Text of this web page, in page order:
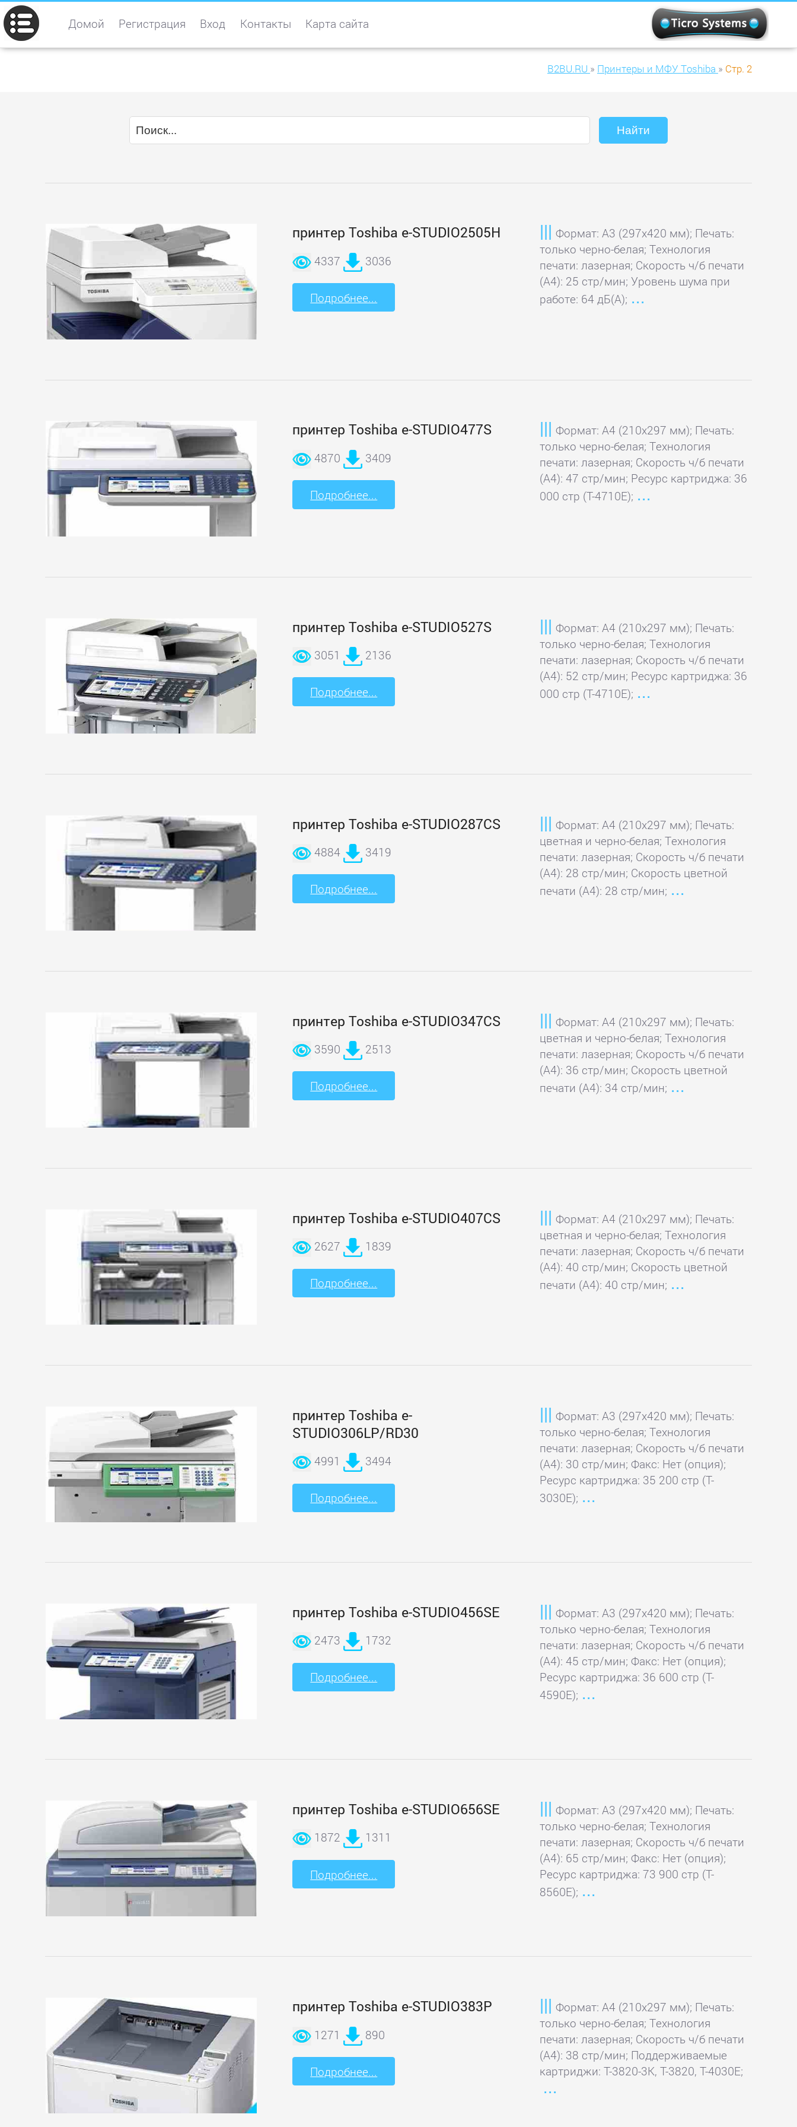
Домой Регистрация Вход Контакты Карта сайта
B2BU.RU » Принтеры и МФУ Toshiba » Стр. 2
принтер Toshiba e-STUDIO2505H
4337 3036
Подробнее...
Формат: A3 (297x420 мм); Печать:
только черно-белая; Технология
печати: лазерная; Скорость ч/б печати
(А4): 25 стр/мин; Уровень шума при
работе: 64 дБ(А);
принтер Toshiba e-STUDIO477S
4870 3409
Подробнее...
Формат: A4 (210x297 мм); Печать:
только черно-белая; Технология
печати: лазерная; Скорость ч/б печати
(А4): 47 стр/мин; Ресурс картриджа: 36
000 стр (T-4710E);
принтер Toshiba e-STUDIO527S
3051 2136
Подробнее...
Формат: A4 (210x297 мм); Печать:
только черно-белая; Технология
печати: лазерная; Скорость ч/б печати
(А4): 52 стр/мин; Ресурс картриджа: 36
000 стр (T-4710E);
принтер Toshiba e-STUDIO287CS
4884 3419
Подробнее...
Формат: A4 (210x297 мм); Печать:
цветная и черно-белая; Технология
печати: лазерная; Скорость ч/б печати
(А4): 28 стр/мин; Скорость цветной
печати (А4): 28 стр/мин;
принтер Toshiba e-STUDIO347CS
3590 2513
Подробнее...
Формат: A4 (210x297 мм); Печать:
цветная и черно-белая; Технология
печати: лазерная; Скорость ч/б печати
(А4): 36 стр/мин; Скорость цветной
печати (А4): 34 стр/мин;
принтер Toshiba e-STUDIO407CS
2627 1839
Подробнее...
Формат: A4 (210x297 мм); Печать:
цветная и черно-белая; Технология
печати: лазерная; Скорость ч/б печати
(А4): 40 стр/мин; Скорость цветной
печати (А4): 40 стр/мин;
принтер Toshiba e-
STUDIO306LP/RD30
4991 3494
Подробнее...
Формат: A3 (297x420 мм); Печать:
только черно-белая; Технология
печати: лазерная; Скорость ч/б печати
(А4): 30 стр/мин; Факс: Нет (опция);
Ресурс картриджа: 35 200 стр (T-
3030E);
принтер Toshiba e-STUDIO456SE
2473 1732
Подробнее...
Формат: A3 (297x420 мм); Печать:
только черно-белая; Технология
печати: лазерная; Скорость ч/б печати
(А4): 45 стр/мин; Факс: Нет (опция);
Ресурс картриджа: 36 600 стр (T-
4590E);
принтер Toshiba e-STUDIO656SE
1872 1311
Подробнее...
Формат: A3 (297x420 мм); Печать:
только черно-белая; Технология
печати: лазерная; Скорость ч/б печати
(А4): 65 стр/мин; Факс: Нет (опция);
Ресурс картриджа: 73 900 стр (T-
8560E);
принтер Toshiba e-STUDIO383P
1271 890
Подробнее...
Формат: A4 (210x297 мм); Печать:
только черно-белая; Технология
печати: лазерная; Скорость ч/б печати
(А4): 38 стр/мин; Поддерживаемые
картриджи: T-3820-3K, T-3820, T-4030E;
Основное
Домой
Регистрация
Контакты
ПРИНТЕРЫ